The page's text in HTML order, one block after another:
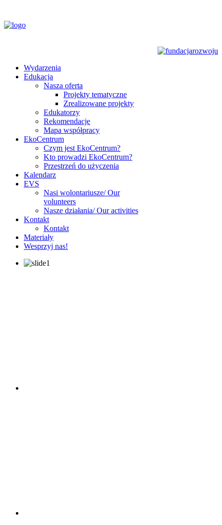
Wydarzenia
Edukacja
Nasza oferta
Projekty tematyczne
Zrealizowane projekty
Edukatorzy
Rekomendacje
Mapa współpracy
EkoCentrum
Czym jest EkoCentrum?
Kto prowadzi EkoCentrum?
Przestrzeń do użyczenia
Kalendarz
EVS
Nasi wolontariusze/ Our
volunteers
Nasze działania/ Our activities
Kontakt
Kontakt
Materiały
Wesprzyj nas!